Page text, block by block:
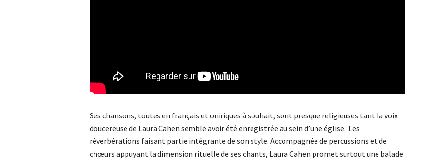
Ses chansons, toutes en français et oniriques à souhait, sont presque religieuses tant la voix
doucereuse de Laura Cahen semble avoir été enregistrée au sein d’une église. Les
réverbérations faisant partie intégrante de son style. Accompagnée de percussions et de
chœurs appuyant la dimension rituelle de ses chants, Laura Cahen promet surtout une balade